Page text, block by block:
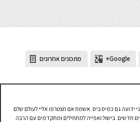
Google+
מתכונים אחרונים
ידועה גם כמיס ביס. אשמח אם תצטרפו אליי לעולם שלם
חדשים. בישול ואפייה למתחילים ומתקדמים עם הרבה